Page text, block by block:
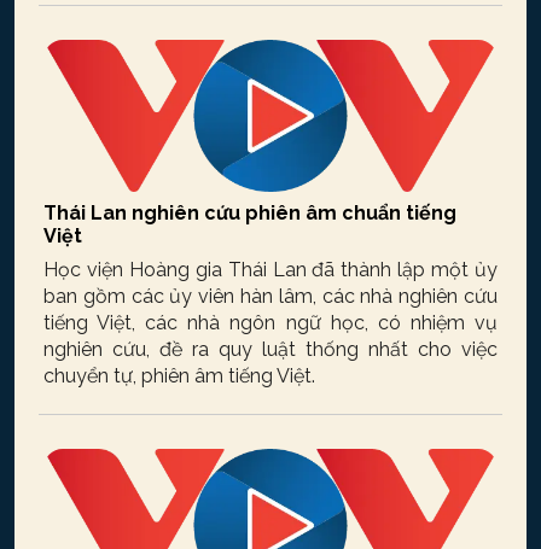
Thái Lan nghiên cứu phiên âm chuẩn tiếng
Việt
Học viện Hoàng gia Thái Lan đã thành lập một ủy
ban gồm các ủy viên hàn lâm, các nhà nghiên cứu
tiếng Việt, các nhà ngôn ngữ học, có nhiệm vụ
nghiên cứu, đề ra quy luật thống nhất cho việc
chuyển tự, phiên âm tiếng Việt.